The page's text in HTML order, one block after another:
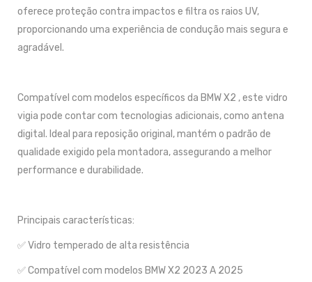
oferece proteção contra impactos e filtra os raios UV,
proporcionando uma experiência de condução mais segura e
agradável.
Compatível com modelos específicos da BMW X2 , este vidro
vigia pode contar com tecnologias adicionais, como antena
digital. Ideal para reposição original, mantém o padrão de
qualidade exigido pela montadora, assegurando a melhor
performance e durabilidade.
Principais características:
✅ Vidro temperado de alta resistência
✅ Compatível com modelos BMW X2 2023 A 2025